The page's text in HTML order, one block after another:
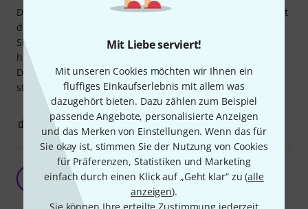
Mit Liebe serviert!
Mit unseren Cookies möchten wir Ihnen ein
fluffiges Einkaufserlebnis mit allem was
dazugehört bieten. Dazu zählen zum Beispiel
passende Angebote, personalisierte Anzeigen
und das Merken von Einstellungen. Wenn das für
Sie okay ist, stimmen Sie der Nutzung von Cookies
für Präferenzen, Statistiken und Marketing
einfach durch einen Klick auf „Geht klar“ zu (alle
anzeigen).
Sie können Ihre erteilte Zustimmung jederzeit
Die Saiten sind etwas dünner als normale 105er,deshalb ist
der Sound auch etwas dünner.
Sie lassen sich gut greifen da die Saitenspannung nicht so
hoch ist.
Das Ganze klingt nicht unangenehm und das Spielen
strengt nicht so an.
1 BEWERTUNG MELDEN
Anonym 05.12.2016